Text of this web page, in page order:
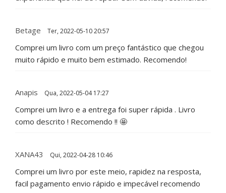
Betage Ter, 2022-05-10 20:57
Comprei um livro com um preço fantástico que chegou
muito rápido e muito bem estimado. Recomendo!
Anapis Qua, 2022-05-04 17:27
Comprei um livro e a entrega foi super rápida . Livro
como descrito ! Recomendo !! 🤩
XANA43 Qui, 2022-04-28 10:46
Comprei um livro por este meio, rapidez na resposta,
facil pagamento envio rápido e impecável recomendo